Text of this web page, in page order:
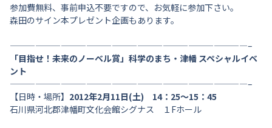
参加費無料、事前申込不要ですので、お気軽に参加下さい。
森田のサイン本プレゼント企画もあります。
————————————————————————————–
「目指せ！未来のノーベル賞」科学のまち・津幡 スペシャルイベ
ント
————————————————————————————–
【日時・場所】 2012年2月11日(土) 14：25〜15：45
石川県河北郡津幡町文化会館シグナス １Fホール